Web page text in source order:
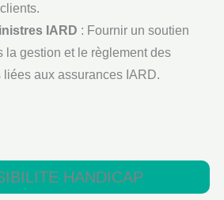
IARD : Fournir un soutien
la gestion et le règlement des
liées aux assurances IARD.
HANDICAP